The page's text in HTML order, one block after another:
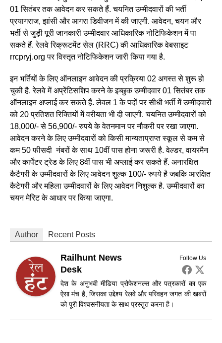
01 सितंबर तक आवेदन कर सकते हैं. चयनित उम्‍मीदवारों की भर्ती
प्रयागराज, झांसी और आगरा डिवीजन में की जाएगी. आवेदन, चयन और
भर्ती से जुड़ी पूरी जानकारी उम्‍मीदवार आधिकारिक नोटिफिकेशन में पा
सकते हैं. रेलवे रिक्रूटमेंट सेल (RRC) की आधिकारिक वेबसाइट
rrcpryj.org पर विस्‍तृत नोटिफिकेशन जारी किया गया है.
इन भर्तियों के लिए ऑनलाइन आवेदन की प्रक्रिया 02 अगस्‍त से शुरू हो
चुकी है. रेलवे में अप्रेंटिसशिप करने के इच्‍छुक उम्‍मीदवार 01 सितंबर तक
ऑनलाइन अप्‍लाई कर सकते हैं. लेवल 1 के पदों पर सीधी भर्ती में उम्मीदवारों
को 20 प्रतिशत रिक्तियों में वरीयता भी दी जाएगी. चयनित उम्‍मीदवारों को
18,000/- से 56,900/- रुपये के वेतनमान पर नौकरी पर रखा जाएगा.
आवेदन करने के लिए उम्‍मीदवारों को किसी मान्‍यताप्राप्‍त स्‍कूल से कम से
कम 50 फीसदी नंबरों के साथ 10वीं पास होना जरूरी है. वेल्‍डर, वायरमैन
और कार्पेंटर ट्रेड के लिए 8वीं पास भी अप्लाई कर सकते हैं. अनारक्षित
कैटैगरी के उम्‍मीदवारों के लिए आवेदन शुल्‍क 100/- रुपये है जबकि आरक्षित
कैटेगरी और महिला उम्‍मीदवारों के लिए आवेदन निशुल्‍क है. उम्‍मीदवारों का
चयन मेरिट के आधार पर किया जाएगा.
Author Recent Posts
Follow Us
Railhunt News
Desk
देश के अनुभवी मीडिया प्रोफेशनल्स और पत्रकारों का एक
ऐसा मंच है, जिसका उद्देश्य रेलवे और परिवहन जगत की खबरों
को पूरी विश्वसनीयता के साथ प्रस्तुत करना है।